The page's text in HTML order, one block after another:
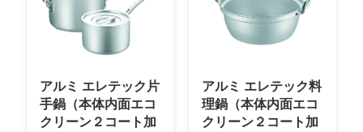
アルミ エレテック片
手鍋（本体内面エコ
クリーン２コート加
アルミ エレテック料
理鍋（本体内面エコ
クリーン２コート加